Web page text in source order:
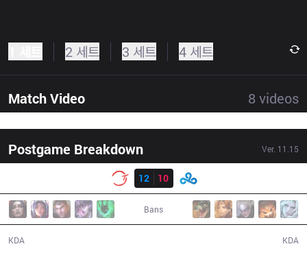
2 세트 3 세트 4 세트
Match Video 8 videos
Postgame Breakdown Ver. 11.15
12
10
Bans
KDA KDA